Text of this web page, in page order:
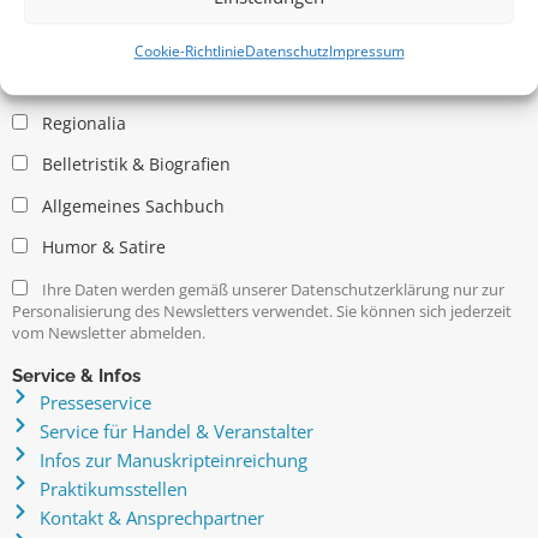
Cookie-RichtlinieDatenschutzImpressum
Kritische Theorie / Philosophie
Regionalia
Belletristik & Biografien
Allgemeines Sachbuch
Humor & Satire
Ihre Daten werden gemäß unserer Datenschutzerklärung nur zur
Personalisierung des Newsletters verwendet. Sie können sich jederzeit
vom Newsletter abmelden.
Service & Infos
Presseservice
Service für Handel & Veranstalter
Infos zur Manuskripteinreichung
Praktikumsstellen
Kontakt & Ansprechpartner